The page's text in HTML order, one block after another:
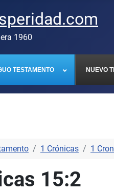
1960
TESTAMENTO NUEVO
1 Crónicas 1
15:2